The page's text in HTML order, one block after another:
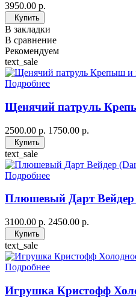
3950.00 р.
Купить
В закладки
В сравнение
Рекомендуем
text_sale
Подробнее
Щенячий патруль
2500.00 р. 1750.00 р.
Купить
text_sale
Подробнее
Плюшевый Дарт Вейдер
3100.00 р. 2450.00 р.
Купить
text_sale
Подробнее
Игрушка Кристофф